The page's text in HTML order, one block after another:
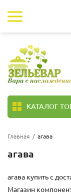
КАТАЛОГ
Главная / агава
агава
агава купить с
Магазин